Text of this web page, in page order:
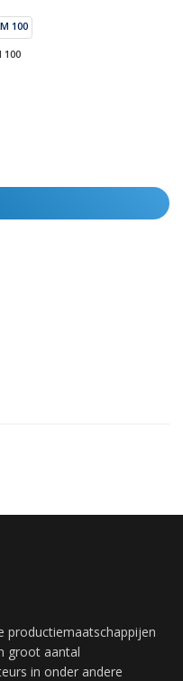
100
productiemaatschappijen
groot aantal
in onder andere